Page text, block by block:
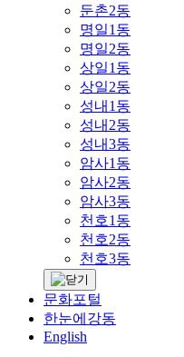
둔촌2동
명일1동
명일2동
상일1동
상일2동
성내1동
성내2동
성내3동
암사1동
암사2동
암사3동
천호1동
천호2동
천호3동
문화포털
한눈에강동
English